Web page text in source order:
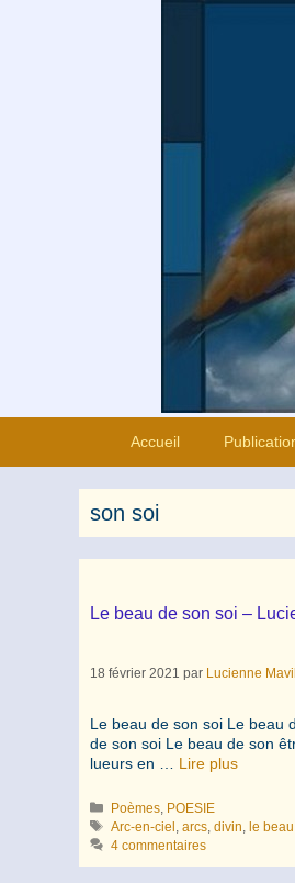
Accueil
son soi
Le beau de son soi –
18 février 2021 par Lucienne
Le beau de son soi Le beau
de son soi Le beau de son
lueurs en … Lire plus
Catégories
Poèmes POESIE
Étiquettes
Arc-en-ciel ,arcs ,divin ,le beau
4 commentaires